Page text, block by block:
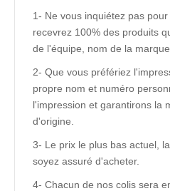
1- Ne vous inquiétez pas
recevrez 100% des produits
de l'équipe, nom de la
2- Que vous préfériez
propre nom et numéro
l'impression et garantirons la
d'origine.
3- Le prix le plus bas actuel,
soyez assuré d'acheter.
4- Chacun de nos colis sera